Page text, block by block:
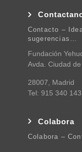
Contacto –
sugerencias…
Fundación
Avda. Ciudad
28007, Madrid
Tel: 915 340 143
Colabora
Colabora –